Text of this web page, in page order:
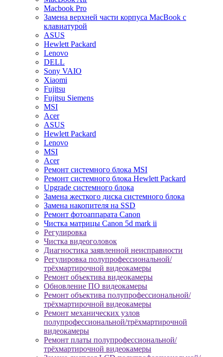
Macbook Pro
Замена верхней части корпуса MacBook с
клавиатурой
ASUS
Hewlett Packard
Lenovo
DELL
Sony VAIO
Xiaomi
Fujitsu
Fujitsu Siemens
MSI
Acer
ASUS
Hewlett Packard
Lenovo
MSI
Acer
Ремонт системного блока MSI
Ремонт системного блока Hewlett Packard
Upgrade системного блока
Замена жесткого диска системного блока
Замена накопителя на SSD
Ремонт фотоаппарата Canon
Чистка матрицы Canon 5d mark ii
Регулировка
Чистка видеоголовок
Диагностика заявленной неисправности
Регулировка полупрофессиональной/
трёхмартирочной видеокамеры
Ремонт объектива видеокамеры
Обновление ПО видеокамеры
Ремонт объектива полупрофессиональной/
трёхмартирочной видеокамеры
Ремонт механических узлов
полупрофессиональной/трёхмартирочной
видеокамеры
Ремонт платы полупрофессиональной/
трёхмартирочной видеокамеры